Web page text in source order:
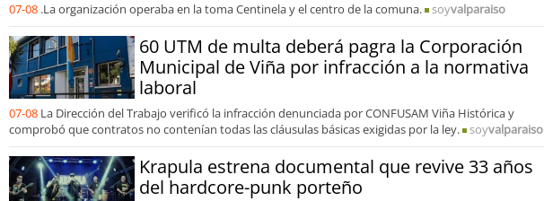
07-08 .La organización operaba en la toma Centinela y el centro de la comuna. soyvalparaiso
60 UTM de multa deberá pagra la Corporación
Municipal de Viña por infracción a la normativa
laboral
07-08 La Dirección del Trabajo verificó la infracción denunciada por CONFUSAM Viña Histórica y
comprobó que contratos no contenían todas las cláusulas básicas exigidas por la ley.
soyvalparaiso
Krapula estrena documental que revive 33 años
del hardcore-punk porteño